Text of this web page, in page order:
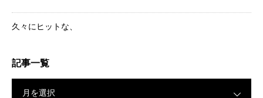
久々にヒットな、
記事一覧
月を選択